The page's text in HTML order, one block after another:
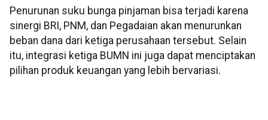
Penurunan suku bunga pinjaman bisa terjadi karena
sinergi BRI, PNM, dan Pegadaian akan menurunkan
beban dana dari ketiga perusahaan tersebut. Selain
itu, integrasi ketiga BUMN ini juga dapat menciptakan
pilihan produk keuangan yang lebih bervariasi.